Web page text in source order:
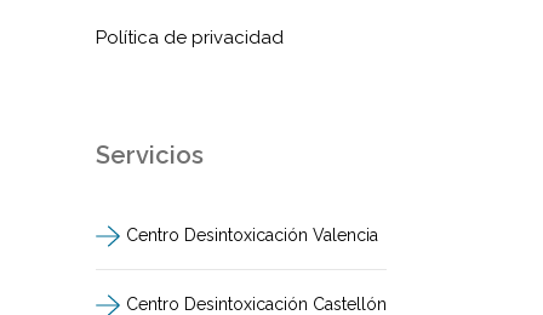
Política de privacidad
Servicios
Centro Desintoxicación Valencia
Centro Desintoxicación Castellón